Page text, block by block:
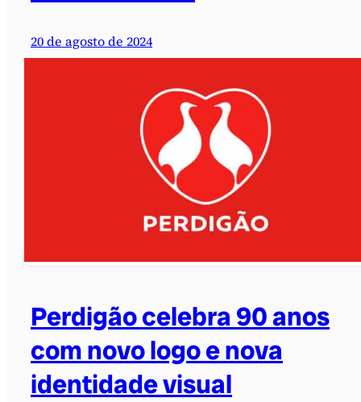
20 de agosto de 2024
Perdigão celebra 90 anos
com novo logo e nova
identidade visual